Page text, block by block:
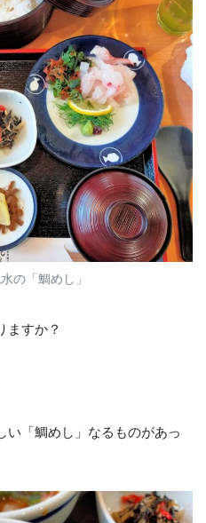
の「鯛めし」
ますか？
い「鯛めし」なるものがあっ